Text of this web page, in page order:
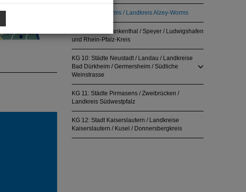
KG 8: Stadt Worms / Landkreis Alzey-Worms
KG 9: Städte Frankenthal / Speyer / Ludwigshafen
und Rhein-Pfalz-Kreis
KG 10: Städte Neustadt / Landau / Landkreise
Bad Dürkheim / Germersheim / Südliche
Weinstrasse
KG 11: Städte Pirmasens / Zweibrücken /
Landkreis Südwestpfalz
KG 12: Stadt Kaiserslautern / Landkreise
Kaiserslautern / Kusel / Donnersbergkreis